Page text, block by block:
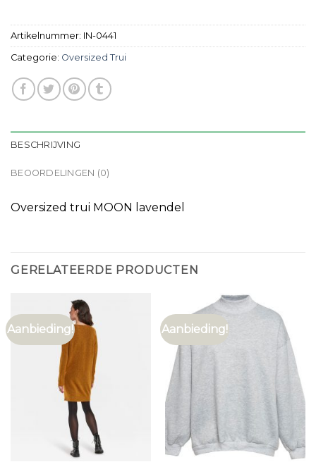
Artikelnummer: IN-0441
Categorie: Oversized Trui
BESCHRIJVING
BEOORDELINGEN (0)
Oversized trui MOON lavendel
GERELATEERDE PRODUCTEN
Aanbieding! Aanbieding!